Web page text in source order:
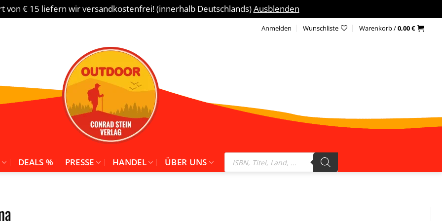
von € 15 liefern wir versandkostenfrei! (innerhalb Deutschlands)Ausblenden
Anmelden Wunschliste Warenkorb /0,00€
DEALS % PRESSE HANDEL ÜBER UNS
Products
search